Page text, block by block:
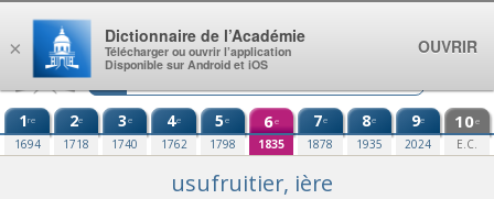
Aller au contenu
1re
1694
2e
1718
3e
1740
4e
1762
5e
1798
6e
1835
7e
1878
8e
1935
9e
2024
10e
E.C.
usufruitier, ière
×
Dictionnaire de l’Académie
Télécharger ou ouvrir l’application
Disponible sur Android et iOS
OUVRIR